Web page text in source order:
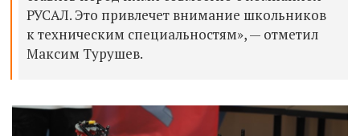
РУСАЛ. Это привлечет внимание школьников
к техническим специальностям», — отметил
Максим Турушев.